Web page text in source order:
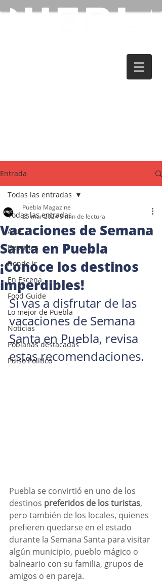
Entrada
Todas las entradas
Arte
Deportes
Donde ir
En Escena
Food Guide
Lo mejor de Puebla
Noticias
Poblanas destacadas
Pulso Político
Todas las entradas
Vacaciones de Semana
Santa en Puebla
¡Conoce los destinos
imperdibles!
Puebla Magazine
25 mar 20243 min de lectura
Si vas a disfrutar de las
vacaciones de Semana
Santa en Puebla, revisa
estas recomendaciones.
Puebla se convirtió en uno de los
destinos preferidos de los turistas,
pero también de los locales, quienes
prefieren quedarse en el estado
durante la Semana Santa para visitar
algún municipio, pueblo mágico o
balneario con su familia, grupos de
amigos o en pareja.